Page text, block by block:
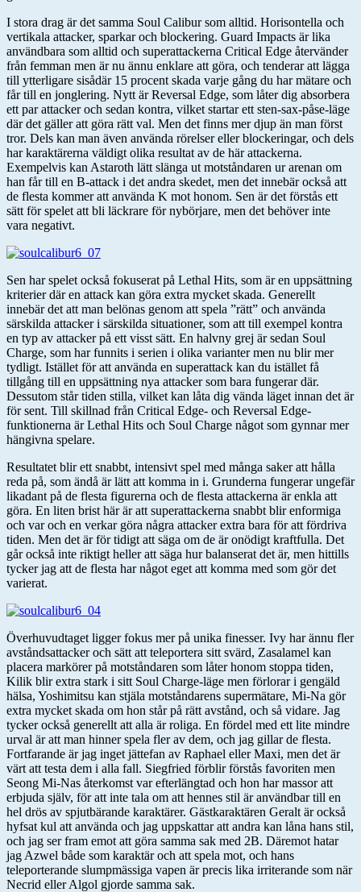
I stora drag är det samma Soul Calibur som alltid. Horisontella och
vertikala attacker, sparkar och blockering. Guard Impacts är lika
användbara som alltid och superattackerna Critical Edge återvänder
från femman men är nu ännu enklare att göra, och tenderar att lägga
till ytterligare sisådär 15 procent skada varje gång du har mätare och
får till en jonglering. Nytt är Reversal Edge, som låter dig absorbera
ett par attacker och sedan kontra, vilket startar ett sten-sax-påse-läge
där det gäller att göra rätt val. Men det finns mer djup än man först
tror. Dels kan man även använda rörelser eller blockeringar, och dels
har karaktärerna väldigt olika resultat av de här attackerna.
Exempelvis kan Astaroth lätt slänga ut motståndaren ur arenan om
han får till en B-attack i det andra skedet, men det innebär också att
de flesta kommer att använda K mot honom. Sen är det förstås ett
sätt för spelet att bli läckrare för nybörjare, men det behöver inte
vara negativt.
Sen har spelet också fokuserat på Lethal Hits, som är en uppsättning
kriterier där en attack kan göra extra mycket skada. Generellt
innebär det att man belönas genom att spela ”rätt” och använda
särskilda attacker i särskilda situationer, som att till exempel kontra
en typ av attacker på ett visst sätt. En halvny grej är sedan Soul
Charge, som har funnits i serien i olika varianter men nu blir mer
tydligt. Istället för att använda en superattack kan du istället få
tillgång till en uppsättning nya attacker som bara fungerar där.
Dessutom står tiden stilla, vilket kan låta dig vända läget innan det är
för sent. Till skillnad från Critical Edge- och Reversal Edge-
funktionerna är Lethal Hits och Soul Charge något som gynnar mer
hängivna spelare.
Resultatet blir ett snabbt, intensivt spel med många saker att hålla
reda på, som ändå är lätt att komma in i. Grunderna fungerar ungefär
likadant på de flesta figurerna och de flesta attackerna är enkla att
göra. En liten brist här är att superattackerna snabbt blir enformiga
och var och en verkar göra några attacker extra bara för att fördriva
tiden. Men det är för tidigt att säga om de är onödigt kraftfulla. Det
går också inte riktigt heller att säga hur balanserat det är, men hittills
tycker jag att de flesta har något eget att komma med som gör det
varierat.
Överhuvudtaget ligger fokus mer på unika finesser. Ivy har ännu fler
avståndsattacker och sätt att teleportera sitt svärd, Zasalamel kan
placera markörer på motståndaren som låter honom stoppa tiden,
Kilik blir extra stark i sitt Soul Charge-läge men förlorar i gengäld
hälsa, Yoshimitsu kan stjäla motståndarens supermätare, Mi-Na gör
extra mycket skada om hon står på rätt avstånd, och så vidare. Jag
tycker också generellt att alla är roliga. En fördel med ett lite mindre
urval är att man hinner spela fler av dem, och jag gillar de flesta.
Fortfarande är jag inget jättefan av Raphael eller Maxi, men det är
värt att testa dem i alla fall. Siegfried förblir förstås favoriten men
Seong Mi-Nas återkomst var efterlängtad och hon har massor att
erbjuda själv, för att inte tala om att hennes stil är användbar till en
hel drös av spjutbärande karaktärer. Gästkaraktären Geralt är också
hyfsat kul att använda och jag uppskattar att andra kan låna hans stil,
och jag ser fram emot att göra samma sak med 2B. Däremot hatar
jag Azwel både som karaktär och att spela mot, och hans
teleporterande slumpmässiga vapen är precis lika irriterande som när
Necrid eller Algol gjorde samma sak.